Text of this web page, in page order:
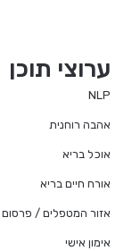
ערוצי תוכן
NLP
אהבה רוחנית
אוכל בריא
אורח חיים בריא
אזור המטפלים /
אימון אישי